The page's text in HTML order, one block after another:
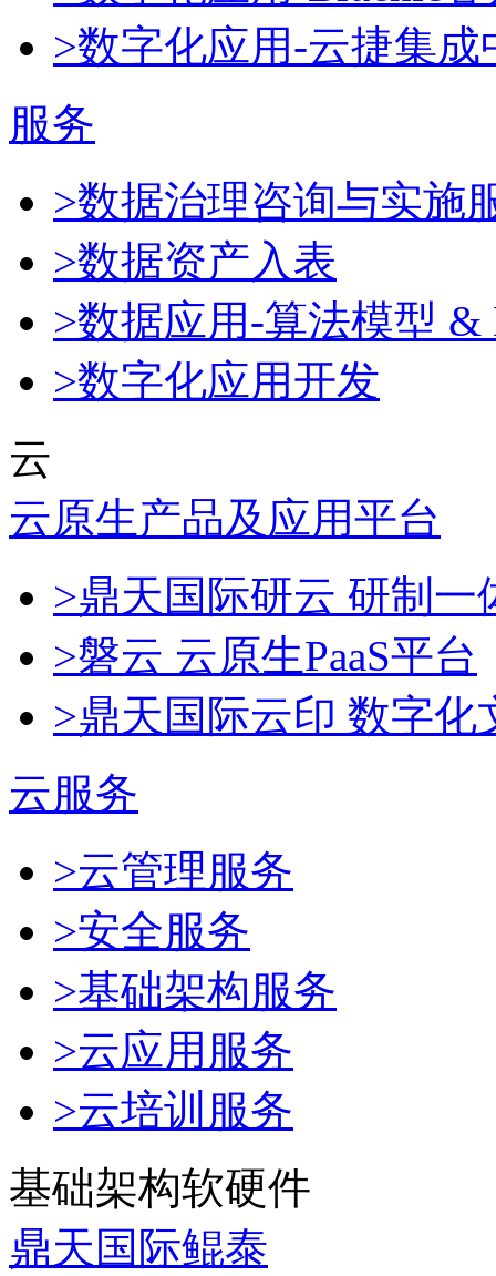
>数字化应用-云捷集成
服务
>数据治理咨询与实施
>数据资产入表
>数据应用-算法模型 &
>数字化应用开发
云
云原生产品及应用平台
>鼎天国际研云 研制
>磐云 云原生PaaS平台
>鼎天国际云印 数字化
云服务
>云管理服务
>安全服务
>基础架构服务
>云应用服务
>云培训服务
基础架构软硬件
鼎天国际鲲泰